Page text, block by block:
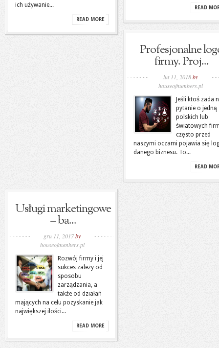
ich używanie...
READ MORE
READ
Profesjonalne
firmy. Proj...
lut 11, 2018by
houseofnumbers.pl
Jeśli ktoś zada
pytanie o jedną
polskich lub
światowych
często przed
naszymi oczami pojawia się
danego biznesu. To...
READ
Usługi marketingowe
– ba...
gru 11, 2017by
houseofnumbers.pl
Rozwój firmy i jej
sukces zależy od
sposobu
zarządzania, a
także od działań
mających na celu pozyskanie jak
największej ilości...
READ MORE